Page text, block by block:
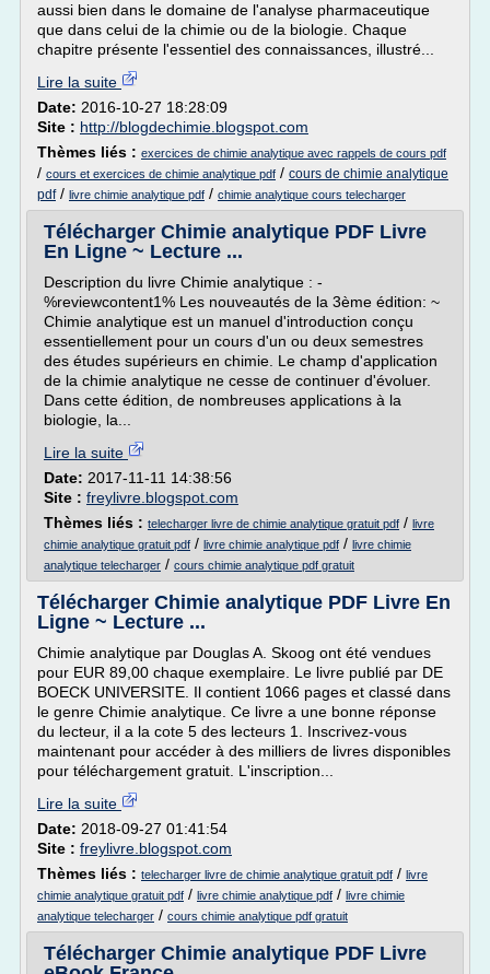
aussi bien dans le domaine de l'analyse pharmaceutique
que dans celui de la chimie ou de la biologie. Chaque
chapitre présente l'essentiel des connaissances, illustré...
Lire la suite
Date: 2016-10-27 18:28:09
Site : http://blogdechimie.blogspot.com
Thèmes liés : exercices de chimie analytique avec rappels de cours pdf
/ cours et exercices de chimie analytique pdf / cours de chimie analytique
pdf/ livre chimie analytique pdf / chimie analytique cours telecharger
Télécharger Chimie analytique PDF Livre
En Ligne ~ Lecture ...
Description du livre Chimie analytique : -
%reviewcontent1% Les nouveautés de la 3ème édition: ~
Chimie analytique est un manuel d'introduction conçu
essentiellement pour un cours d'un ou deux semestres
des études supérieurs en chimie. Le champ d'application
de la chimie analytique ne cesse de continuer d'évoluer.
Dans cette édition, de nombreuses applications à la
biologie, la...
Lire la suite
Date: 2017-11-11 14:38:56
Site : freylivre.blogspot.com
Thèmes liés : telecharger livre de chimie analytique gratuit pdf / livre
chimie analytique gratuit pdf / livre chimie analytique pdf / livre chimie
analytique telecharger / cours chimie analytique pdf gratuit
Télécharger Chimie analytique PDF Livre En
Ligne ~ Lecture ...
Chimie analytique par Douglas A. Skoog ont été vendues
pour EUR 89,00 chaque exemplaire. Le livre publié par DE
BOECK UNIVERSITE. Il contient 1066 pages et classé dans
le genre Chimie analytique. Ce livre a une bonne réponse
du lecteur, il a la cote 5 des lecteurs 1. Inscrivez-vous
maintenant pour accéder à des milliers de livres disponibles
pour téléchargement gratuit. L'inscription...
Lire la suite
Date: 2018-09-27 01:41:54
Site : freylivre.blogspot.com
Thèmes liés : telecharger livre de chimie analytique gratuit pdf / livre
chimie analytique gratuit pdf / livre chimie analytique pdf / livre chimie
analytique telecharger / cours chimie analytique pdf gratuit
Télécharger Chimie analytique PDF Livre